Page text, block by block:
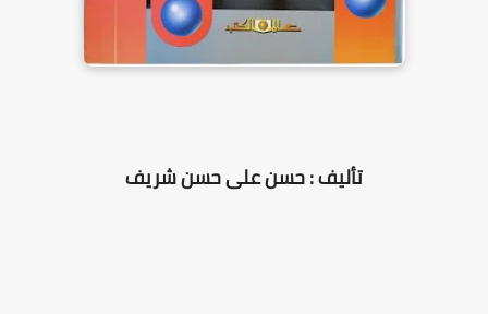
تأليف : حسن على حسن شريف